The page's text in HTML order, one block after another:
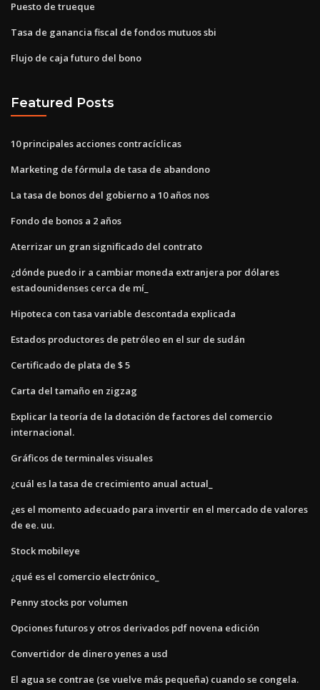
Puesto de trueque
Tasa de ganancia fiscal de fondos mutuos sbi
Flujo de caja futuro del bono
Featured Posts
10 principales acciones contracíclicas
Marketing de fórmula de tasa de abandono
La tasa de bonos del gobierno a 10 años nos
Fondo de bonos a 2 años
Aterrizar un gran significado del contrato
¿dónde puedo ir a cambiar moneda extranjera por dólares
estadounidenses cerca de mí_
Hipoteca con tasa variable descontada explicada
Estados productores de petróleo en el sur de sudán
Certificado de plata de $ 5
Carta del tamaño en zigzag
Explicar la teoría de la dotación de factores del comercio
internacional.
Gráficos de terminales visuales
¿cuál es la tasa de crecimiento anual actual_
¿es el momento adecuado para invertir en el mercado de valores
de ee. uu.
Stock mobileye
¿qué es el comercio electrónico_
Penny stocks por volumen
Opciones futuros y otros derivados pdf novena edición
Convertidor de dinero yenes a usd
El agua se contrae (se vuelve más pequeña) cuando se congela.